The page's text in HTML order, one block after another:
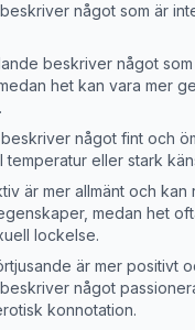
något som är
beskriver något
het kan vara mer
något fint och
eller stark
är mer allmänt och kan
medan het
lockelse.
är mer positivt
något
konnotation.